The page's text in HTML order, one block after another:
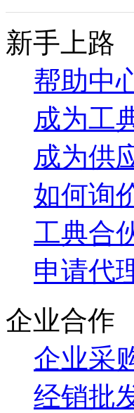
新手上路
帮助中
成为工
成为供
如何询
工典合
申请代
企业合作
企业采
经销批